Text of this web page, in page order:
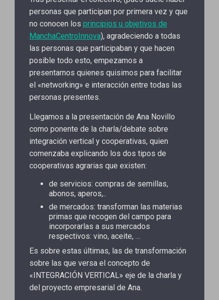
personas que participan por primera vez y que
no conocen los principios u objetivos de
ManchaCentroInnova), agradeciendo a todas
las personas que participaban y que hacen
posible todo esto, empezamos a
presentarnos quienes quisimos para facilitar
el «networking» e interacción entre todas las
personas presentes.
Llegamos a la presentación de Ana Novillo
como ponente de la charla/debate sobre
integración vertical y cooperativas, quien
comenzaba explicando los dos tipos de
cooperativas agrarias que existen:
de servicios: compras de semillas,
abonos, aperos,..
de mercados: transforman las materias
primas que recogen del campo para
incorporarlas a sus mercados
respectivos: vino, aceite, …
Es sobre estas últimas, las de transformación
sobre las que versa el concepto de
«INTEGRACIÓN VERTICAL» eje de la charla y
del proyecto empresarial de Ana.